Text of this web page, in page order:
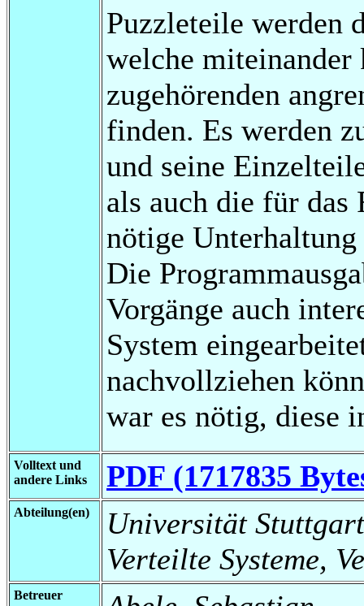
Puzzleteile werden
welche
zugehörenden
finden. Es werden
und seine
als auch die für das
nötige
Die
Vorgänge auch
System
nachvollziehen
war es nötig, diese
Volltext und
andere Links
PDF (1717835
Abteilung(en)
Universität
Verteilte Systeme,
Betreuer